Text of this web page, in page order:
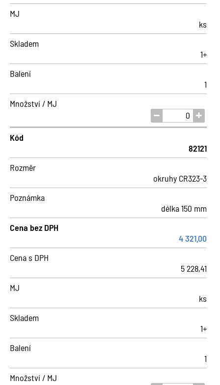
MJ
ks
Skladem
1+
Balení
1
Množství / MJ
Kód
82121
Rozměr
okruhy CR323-3
Poznámka
délka 150 mm
Cena bez DPH
4 321,00
Cena s DPH
5 228,41
MJ
ks
Skladem
1+
Balení
1
Množství / MJ